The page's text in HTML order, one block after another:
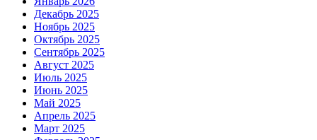
Декабрь 2025
Ноябрь 2025
Октябрь 2025
Сентябрь 2025
Август 2025
Июль 2025
Июнь 2025
Май 2025
Апрель 2025
Март 2025